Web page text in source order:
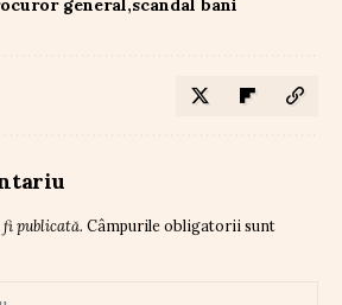
general scandal bani
fi publicată. Câmpurile obligatorii sunt